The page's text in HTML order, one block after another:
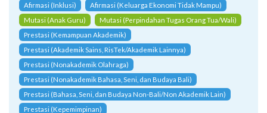
Afirmasi (Inklusi)
Afirmasi (Keluarga Ekonomi Tidak Mampu)
Mutasi (Anak Guru)
Mutasi (Perpindahan Tugas Orang Tua/Wali)
Prestasi (Kemampuan Akademik)
Prestasi (Akademik Sains, RisTek/Akademik Lainnya)
Prestasi (Nonakademik Olahraga)
Prestasi (Nonakademik Bahasa, Seni, dan Budaya Bali)
Prestasi (Bahasa, Seni, dan Budaya Non-Bali/Non Akademik Lain)
Prestasi (Kepemimpinan)